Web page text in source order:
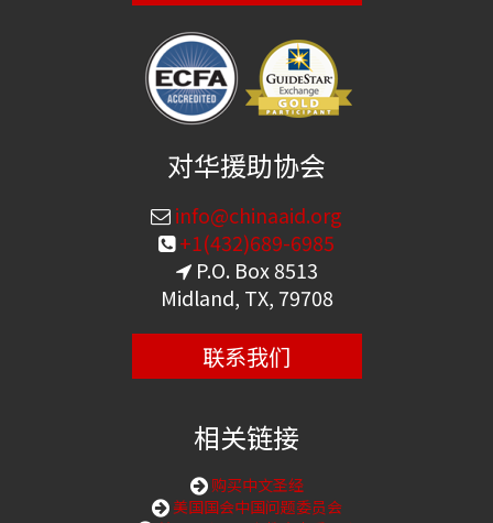
对华援助协会
info@chinaaid.org
+1(432)689-6985
P.O. Box 8513
Midland, TX, 79708
联系我们
相关链接
购买中文圣经
美国国会中国问题委员会